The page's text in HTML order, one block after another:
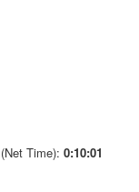
Time): 0:10:01